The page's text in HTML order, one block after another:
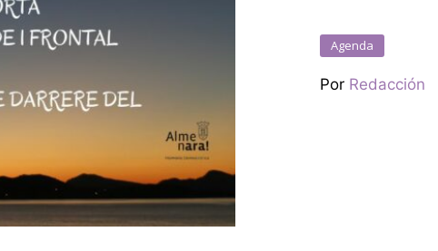
Agenda
Por Redacción